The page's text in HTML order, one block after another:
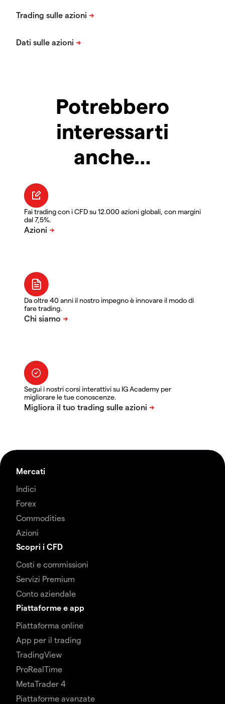
Potrebbero
interessarti
anche…
Fai trading con i CFD su 12.000 azioni globali, con margini
dal 7,5%.
Da oltre 40 anni il nostro impegno è innovare il modo di
fare trading.
Segui i nostri corsi interattivi su IG Academy per
migliorare le tue conoscenze.
Mercati
Indici
Forex
Commodities
Azioni
Scopri i CFD
Costi e commissioni
Servizi Premium
Conto aziendale
Piattaforme e app
Piattaforma online
App per il trading
TradingView
ProRealTime
MetaTrader 4
Piattaforme avanzate